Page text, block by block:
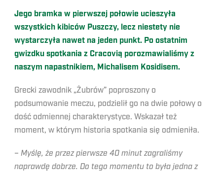
Jego bramka w pierwszej połowie ucieszyła
wszystkich kibiców Puszczy, lecz niestety nie
wystarczyła nawet na jeden punkt. Po ostatnim
gwizdku spotkania z Cracovią porozmawialiśmy z
naszym napastnikiem, Michalisem Kosidisem.
Grecki zawodnik „Żubrów” poproszony o
podsumowanie meczu, podzielił go na dwie połowy o
dość odmiennej charakterystyce. Wskazał też
moment, w którym historia spotkania się odmieniła.
– Myślę, że przez pierwsze 40 minut zagraliśmy
naprawdę dobrze. Do tego momentu to była jedna z